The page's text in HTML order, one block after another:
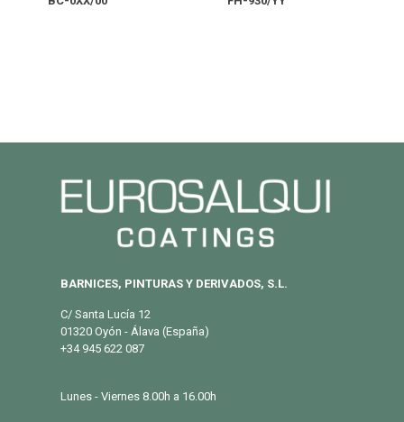
BARNICES, PINTURAS Y DERIVADOS, S.L.
C/ Santa Lucía 12
01320 Oyón - Álava (España)
+34 945 622 087
Lunes - Viernes 8.00h a 16.00h